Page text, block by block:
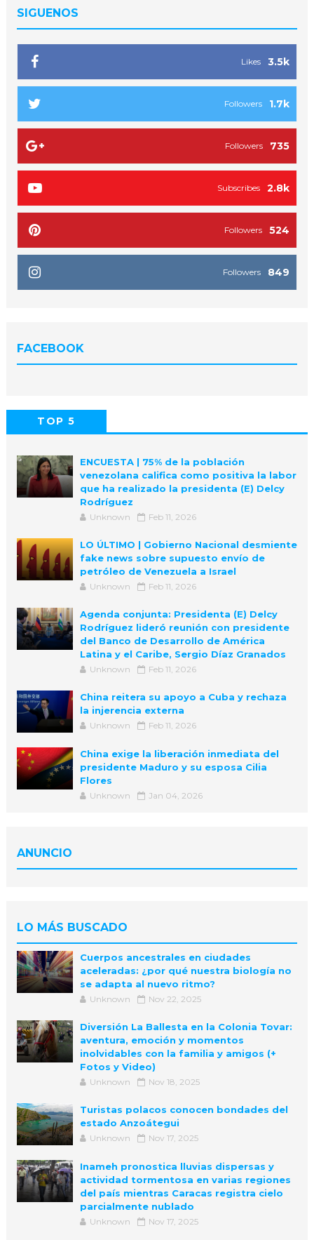
SIGUENOS
3.5k
Likes
1.7k
Followers
735
Followers
2.8k
Subscribes
524
Followers
849
Followers
FACEBOOK
TOP 5
ENCUESTA | 75% de la población
venezolana califica como positiva la labor
que ha realizado la presidenta (E) Delcy
Rodríguez
Unknown Feb 11, 2026
LO ÚLTIMO | Gobierno Nacional desmiente
fake news sobre supuesto envío de
petróleo de Venezuela a Israel
Unknown Feb 11, 2026
Agenda conjunta: Presidenta (E) Delcy
Rodríguez lideró reunión con presidente
del Banco de Desarrollo de América
Latina y el Caribe, Sergio Díaz Granados
Unknown Feb 11, 2026
China reitera su apoyo a Cuba y rechaza
la injerencia externa
Unknown Feb 11, 2026
China exige la liberación inmediata del
presidente Maduro y su esposa Cilia
Flores
Unknown Jan 04, 2026
ANUNCIO
LO MÁS BUSCADO
Cuerpos ancestrales en ciudades
aceleradas: ¿por qué nuestra biología no
se adapta al nuevo ritmo?
Unknown Nov 22, 2025
Diversión La Ballesta en la Colonia Tovar:
aventura, emoción y momentos
inolvidables con la familia y amigos (+
Fotos y Video)
Unknown Nov 18, 2025
Turistas polacos conocen bondades del
estado Anzoátegui
Unknown Nov 17, 2025
Inameh pronostica lluvias dispersas y
actividad tormentosa en varias regiones
del país mientras Caracas registra cielo
parcialmente nublado
Unknown Nov 17, 2025